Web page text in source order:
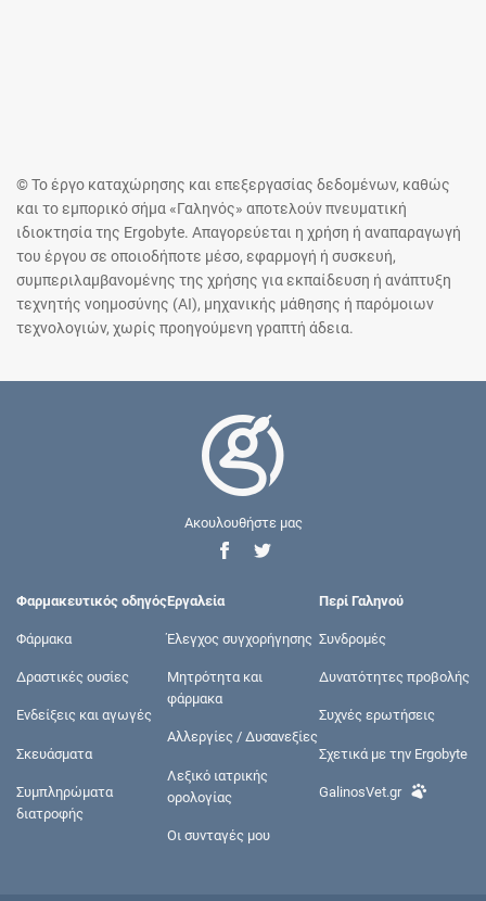
© Το έργο καταχώρησης και επεξεργασίας δεδομένων, καθώς
και το εμπορικό σήμα «Γαληνός» αποτελούν πνευματική
ιδιοκτησία της Ergobyte. Απαγορεύεται η χρήση ή αναπαραγωγή
του έργου σε οποιοδήποτε μέσο, εφαρμογή ή συσκευή,
συμπεριλαμβανομένης της χρήσης για εκπαίδευση ή ανάπτυξη
τεχνητής νοημοσύνης (AI), μηχανικής μάθησης ή παρόμοιων
τεχνολογιών, χωρίς προηγούμενη γραπτή άδεια.
Ακουλουθήστε μας
Φαρμακευτικός οδηγός
Φάρμακα
Δραστικές ουσίες
Ενδείξεις και αγωγές
Σκευάσματα
Συμπληρώματα
διατροφής
Εργαλεία
Έλεγχος συγχορήγησης
Μητρότητα και
φάρμακα
Αλλεργίες / Δυσανεξίες
Λεξικό ιατρικής
ορολογίας
Οι συνταγές μου
Περί Γαληνού
Συνδρομές
Δυνατότητες προβολής
Συχνές ερωτήσεις
Σχετικά με την Ergobyte
GalinosVet.gr